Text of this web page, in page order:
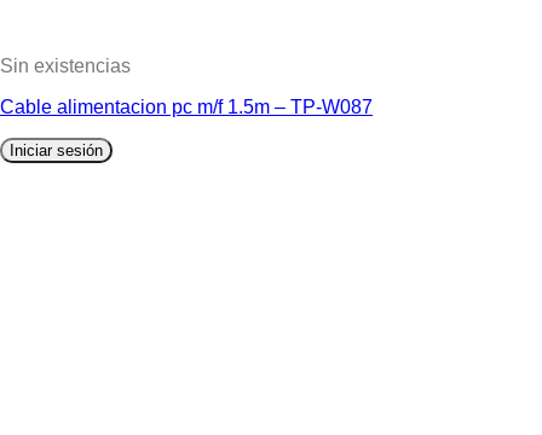
Sin existencias
Cable alimentacion pc m/f 1.5m – TP-W087
Iniciar sesión